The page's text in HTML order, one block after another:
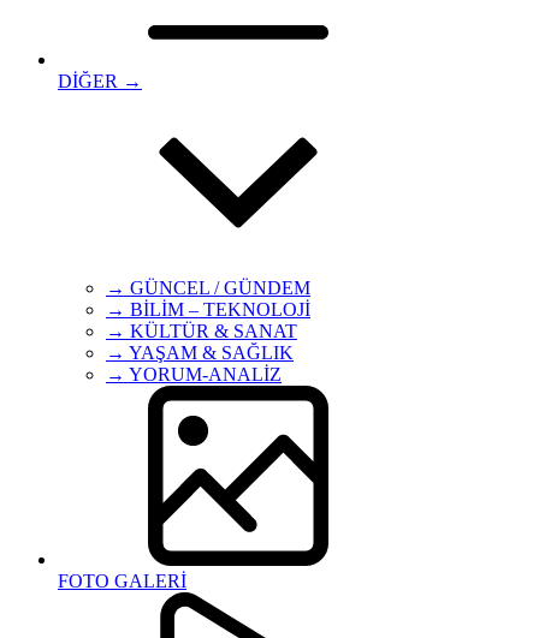
DİĞER →
→ GÜNCEL / GÜNDEM
→ BİLİM – TEKNOLOJİ
→ KÜLTÜR & SANAT
→ YAŞAM & SAĞLIK
→ YORUM-ANALİZ
FOTO GALERİ